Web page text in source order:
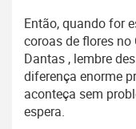
Então, quando for
coroas de flores
Dantas , lembre
diferença enorme
aconteça sem
espera.